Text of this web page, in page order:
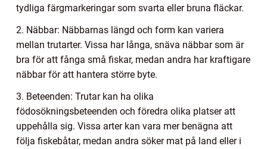
tydliga färgmarkeringar som svarta eller bruna fläckar.
2. Näbbar: Näbbarnas längd och form kan variera
mellan trutarter. Vissa har långa, snäva näbbar som är
bra för att fånga små fiskar, medan andra har kraftigare
näbbar för att hantera större byte.
3. Beteenden: Trutar kan ha olika
födosökningsbeteenden och föredra olika platser att
uppehålla sig. Vissa arter kan vara mer benägna att
följa fiskebåtar, medan andra söker mat på land eller i